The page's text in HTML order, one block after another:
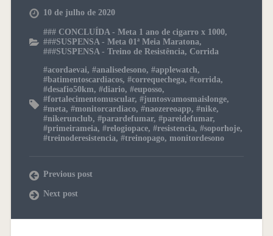
10 de julho de 2020
### CONCLUÍDA - Meta 1 ano de cigarro x 1000,
###SUSPENSA - Meta 01ª Meia Maratona,
###SUSPENSA - Treino de Resistência, Corrida
#acordaevai, #analisedesono, #applewatch,
#batimentoscardiacos, #correquechega, #corrida,
#desafio50km, #diario, #euposso,
#fortalecimentomuscular, #juntosvamosmaislonge,
#meta, #monitorcardiaco, #naozereoapp, #nike,
#nikerunclub, #parardefumar, #pareidefumar,
#primeirameia, #relogiopace, #resistencia, #soporhoje,
#treinoderesistencia, #treinopago, monitordesono
Previous post
Next post